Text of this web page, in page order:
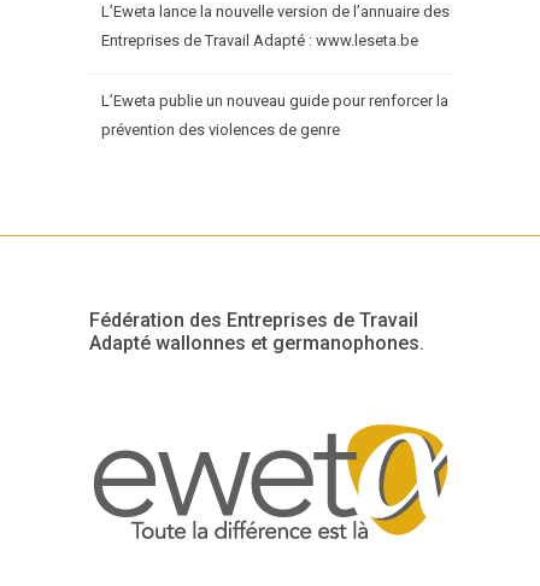
L’Eweta lance la nouvelle version de l’annuaire des
Entreprises de Travail Adapté : www.leseta.be
L’Eweta publie un nouveau guide pour renforcer la
prévention des violences de genre
Fédération des Entreprises de Travail
Adapté wallonnes et germanophones.